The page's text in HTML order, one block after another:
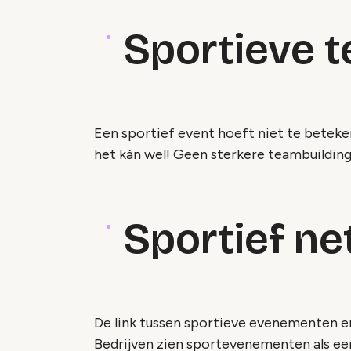
Sportieve
Een sportief event hoeft niet te
het kán wel! Geen sterkere
Sportief
De link tussen sportieve evenementen
Bedrijven zien sportevenementen als